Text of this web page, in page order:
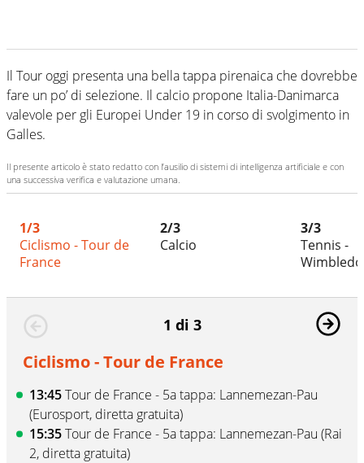
Il Tour oggi presenta una bella tappa pirenaica che dovrebbe
fare un po’ di selezione. Il calcio propone Italia-Danimarca
valevole per gli Europei Under 19 in corso di svolgimento in
Galles.
Il presente articolo è stato redatto con l’ausilio di sistemi di intelligenza artificiale e con
una successiva verifica e valutazione umana.
1/3
Ciclismo - Tour de
France
2/3
Calcio
3/3
Tennis -
1 di 3
Ciclismo - Tour de France
13:45Tour de France - 5a tappa: Lannemezan-Pau
(Eurosport, diretta gratuita)
15:35Tour de France - 5a tappa: Lannemezan-Pau (Rai
2, diretta gratuita)